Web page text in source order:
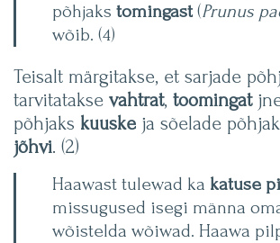
põhjaks tomingast (Prunus
wõib. (4)
Teisalt märgitakse, et sarjade
tarvitatakse vahtrat, toomingat
põhjaks kuuske ja sõelade
jõhvi. (2)
Haawast tulewad ka katuse
missugused isegi männa
wõistelda wõiwad. Haawa